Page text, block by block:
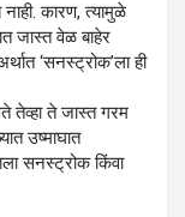
कारण, त्यामुळे
जास्त वेळ बाहेर
‘सनस्ट्रोक’ला ही
तेव्हा ते जास्त गरम
उष्माघात
सनस्ट्रोक किंवा